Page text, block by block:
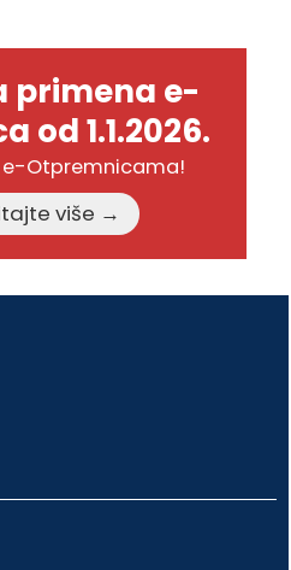
primena e-
od 1.1.2026.
e-Otpremnicama!
Pročitajte više →